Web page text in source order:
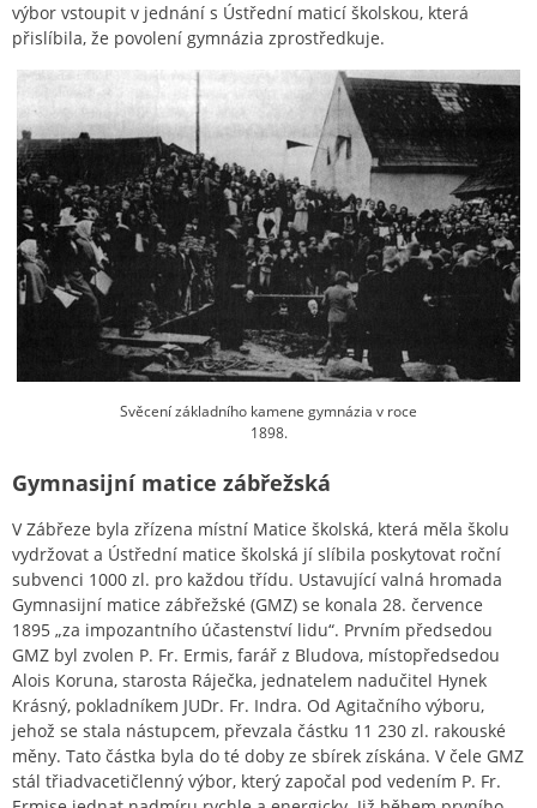
výbor vstoupit v jednání s Ústřední maticí školskou, která
přislíbila, že povolení gymnázia zprostředkuje.
Svěcení základního kamene gymnázia v roce
1898.
Gymnasijní matice zábřežská
V Zábřeze byla zřízena místní Matice školská, která měla školu
vydržovat a Ústřední matice školská jí slíbila poskytovat roční
subvenci 1000 zl. pro každou třídu. Ustavující valná hromada
Gymnasijní matice zábřežské (GMZ) se konala 28. července
1895 „za impozantního účastenství lidu“. Prvním předsedou
GMZ byl zvolen P. Fr. Ermis, farář z Bludova, místopředsedou
Alois Koruna, starosta Ráječka, jednatelem nadučitel Hynek
Krásný, pokladníkem JUDr. Fr. Indra. Od Agitačního výboru,
jehož se stala nástupcem, převzala částku 11 230 zl. rakouské
měny. Tato částka byla do té doby ze sbírek získána. V čele GMZ
stál třiadvacetičlenný výbor, který započal pod vedením P. Fr.